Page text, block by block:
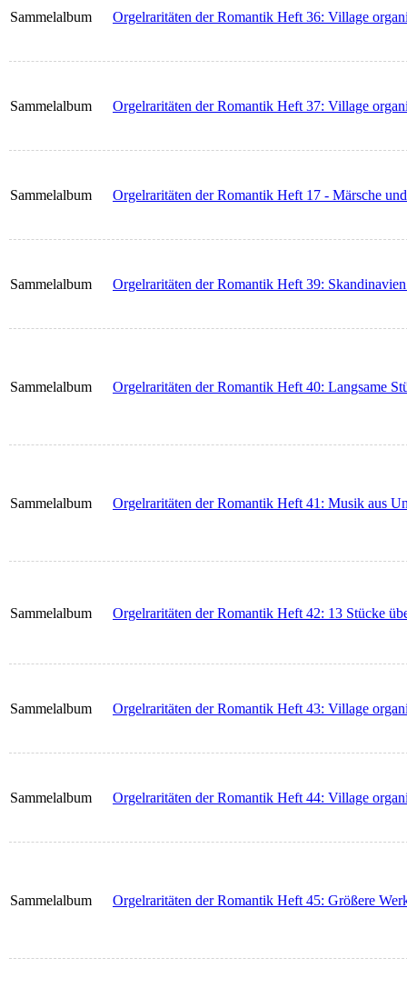
Sammelalbum Orgelraritäten der Romantik Heft 36: Village
Sammelalbum Orgelraritäten der Romantik Heft 37: Village
Sammelalbum Orgelraritäten der Romantik Heft 17 - Märsche
Sammelalbum Orgelraritäten der Romantik Heft 39:
Sammelalbum Orgelraritäten der Romantik Heft 40: Langsame
Sammelalbum Orgelraritäten der Romantik Heft 41: Musik aus
Sammelalbum Orgelraritäten der Romantik Heft 42: 13 Stücke
Sammelalbum Orgelraritäten der Romantik Heft 43: Village
Sammelalbum Orgelraritäten der Romantik Heft 44: Village
Sammelalbum Orgelraritäten der Romantik Heft 45: Größere